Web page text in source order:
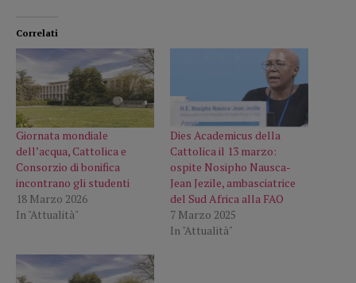
Correlati
Giornata mondiale
dell’acqua, Cattolica e
Consorzio di bonifica
incontrano gli studenti
18 Marzo 2026
In "Attualità"
Dies Academicus della
Cattolica il 13 marzo:
ospite Nosipho Nausca-
Jean Jezile, ambasciatrice
del Sud Africa alla FAO
7 Marzo 2025
In "Attualità"